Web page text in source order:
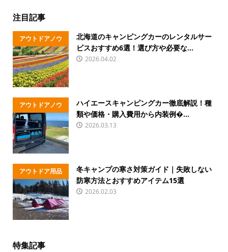
注目記事
アウトドアノウ
ハウ
北海道のキャンピングカーのレンタルサー
ビスおすすめ6選！選び方や必要な...
2026.04.02
アウトドアノウ
ハウ
ハイエースキャンピングカー徹底解説！種
類や価格・購入費用から内装例�...
2026.03.13
アウトドア用品
冬キャンプの寒さ対策ガイド｜失敗しない
防寒方法とおすすめアイテム15選
2026.02.03
特集記事